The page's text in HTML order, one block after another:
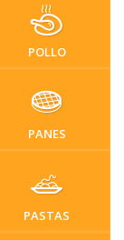
POLLO
PANES
PASTAS